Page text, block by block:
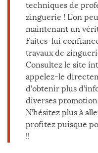
techniques de
zinguerie ! L’on
maintenant un
Faites-lui
travaux de
Consultez le site
appelez-le
d’obtenir plus
diverses
N’hésitez plus à
profitez puisque
!!